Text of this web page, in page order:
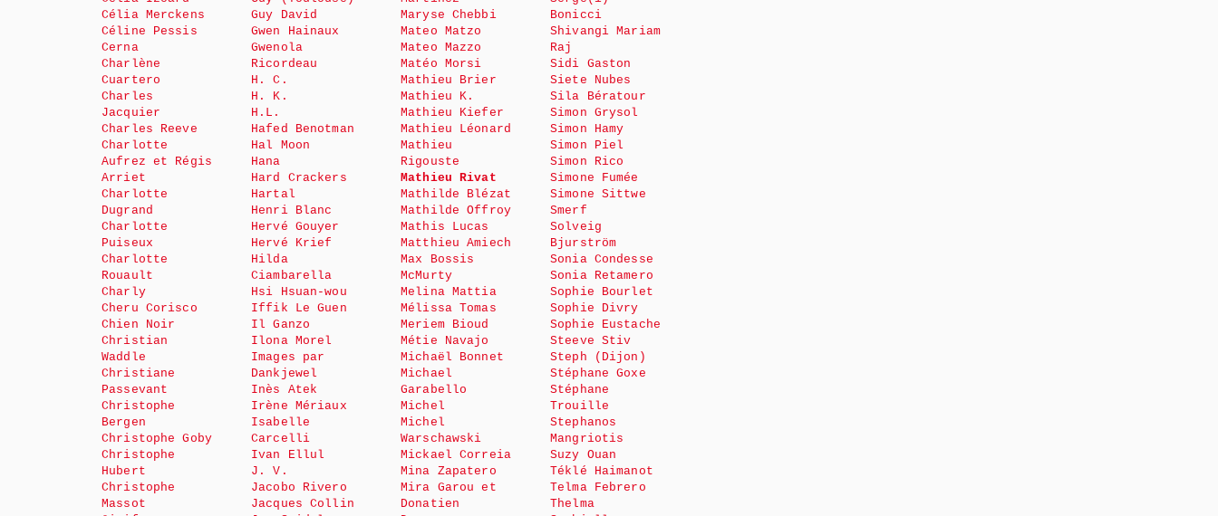
Célia Merckens
Céline Pessis
Cerna
Charlène
Cuartero
Charles
Jacquier
Charles Reeve
Charlotte
Aufrez et Régis
Arriet
Charlotte
Dugrand
Charlotte
Puiseux
Charlotte
Rouault
Charly
Cheru Corisco
Chien Noir
Christian
Waddle
Christiane
Passevant
Christophe
Bergen
Christophe Goby
Christophe
Hubert
Christophe
Massot
Guy David
Gwen Hainaux
Gwenola
Ricordeau
H. C.
H. K.
H.L.
Hafed Benotman
Hal Moon
Hana
Hard Crackers
Hartal
Henri Blanc
Hervé Gouyer
Hervé Krief
Hilda
Ciambarella
Hsi Hsuan-wou
Iffik Le Guen
Il Ganzo
Ilona Morel
Images par
Dankjewel
Inès Atek
Irène Mériaux
Isabelle
Carcelli
Ivan Ellul
J. V.
Jacobo Rivero
Jacques Collin
Maryse Chebbi
Mateo Matzo
Mateo Mazzo
Matéo Morsi
Mathieu Brier
Mathieu K.
Mathieu Kiefer
Mathieu Léonard
Mathieu
Rigouste
Mathieu Rivat
Mathilde Blézat
Mathilde Offroy
Mathis Lucas
Matthieu Amiech
Max Bossis
McMurty
Melina Mattia
Mélissa Tomas
Meriem Bioud
Métie Navajo
Michaël Bonnet
Michael
Garabello
Michel
Michel
Warschawski
Mickael Correia
Mina Zapatero
Mira Garou et
Donatien
Bonicci
Shivangi Mariam
Raj
Sidi Gaston
Siete Nubes
Sila Bératour
Simon Grysol
Simon Hamy
Simon Piel
Simon Rico
Simone Fumée
Simone Sittwe
Smerf
Solveig
Bjurström
Sonia Condesse
Sonia Retamero
Sophie Bourlet
Sophie Divry
Sophie Eustache
Steeve Stiv
Steph (Dijon)
Stéphane Goxe
Stéphane
Trouille
Stephanos
Mangriotis
Suzy Ouan
Téklé Haimanot
Telma Febrero
Thelma